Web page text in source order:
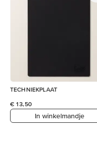
TECHNIEKPLAAT
€ 13,50
In winkelmandje